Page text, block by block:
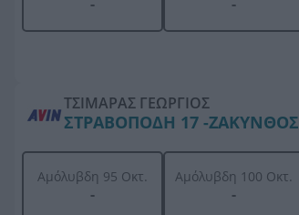
ΤΣΙΜΑΡΑΣ ΓΕΩΡΓΙΟΣ
ΣΤΡΑΒΟΠΟΔΗ 17 -ΖΑΚΥΝΘΟΣ
Αμόλυβδη 95 Οκτ.
-
Αμόλυβδη 100 Οκτ.
-